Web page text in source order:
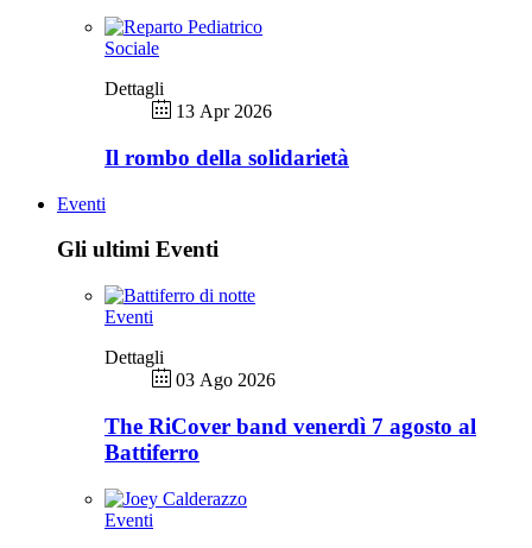
Sociale
Dettagli
13 Apr 2026
Il rombo della solidarietà
Eventi
Gli ultimi Eventi
Eventi
Dettagli
03 Ago 2026
The RiCover band venerdì 7 agosto al
Battiferro
Eventi